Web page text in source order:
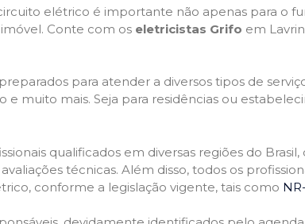
elétrico é importante não apenas para o
Conte com os eletricistas Grifo em
para atender a diversos tipos de
e muito mais. Seja para residências ou
qualificados em diversas regiões do
técnicas. Além disso, todos os
conforme a legislação vigente, tais como